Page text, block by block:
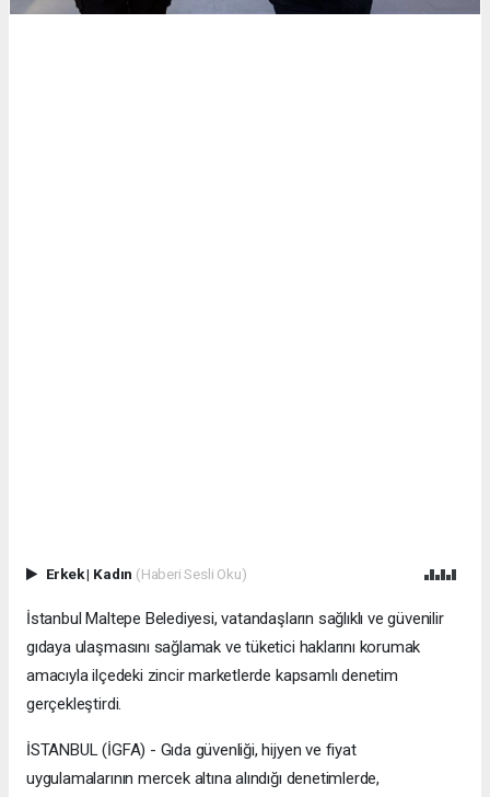
Erkek| Kadın (Haberi Sesli Oku)
İstanbul Maltepe Belediyesi, vatandaşların sağlıklı ve güvenilir
gıdaya ulaşmasını sağlamak ve tüketici haklarını korumak
amacıyla ilçedeki zincir marketlerde kapsamlı denetim
gerçekleştirdi.
İSTANBUL (İGFA) - Gıda güvenliği, hijyen ve fiyat
uygulamalarının mercek altına alındığı denetimlerde,